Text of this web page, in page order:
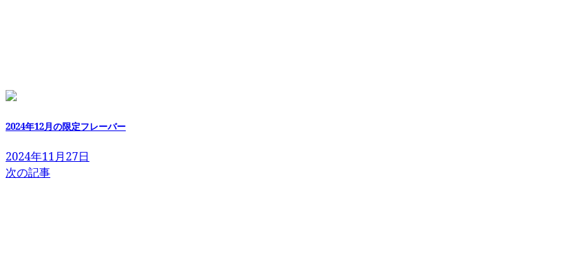
2024年12月の限定フレーバー
2024年11月27日
次の記事